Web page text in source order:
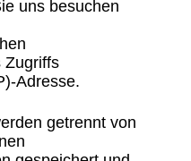
uns besuchen
Zugriffs
Adresse.
getrennt von